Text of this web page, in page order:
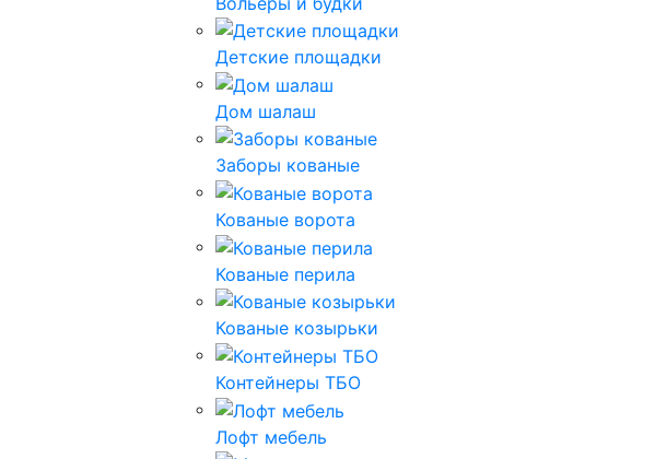
Детские площадки
Дом шалаш
Заборы кованые
Кованые ворота
Кованые перила
Кованые козырьки
Контейнеры ТБО
Лофт мебель